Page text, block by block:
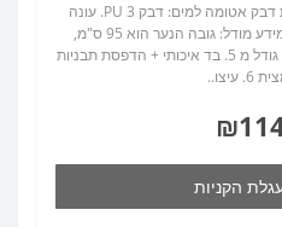
1. בד גשם: בד פוליאסטר 2. שכבת דבק אטומה למים: דבק PU 3. עונה
רלוונטית: מתאימה לכל העונות 4. מידע מודל: גובה הנער הוא 95 ס"מ,
גודל S; גובה הילדה הוא 105 ס"מ, גודל מ 5. בד איכותי + הדפסת תבניות
הקניות